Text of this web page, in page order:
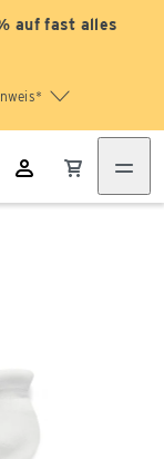
auf fast alles